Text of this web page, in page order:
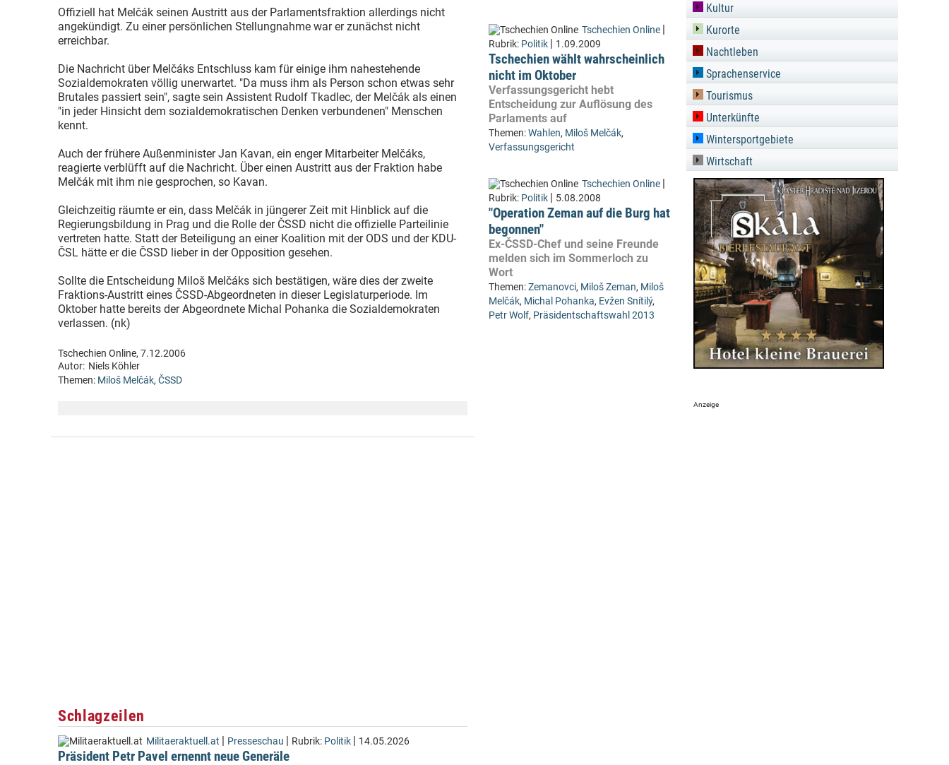
Offiziell hat Melčák seinen Austritt aus der Parlamentsfraktion allerdings nicht
angekündigt. Zu einer persönlichen Stellungnahme war er zunächst nicht
erreichbar.
Die Nachricht über Melčáks Entschluss kam für einige ihm nahestehende
Sozialdemokraten völlig unerwartet. "Da muss ihm als Person schon etwas sehr
Brutales passiert sein", sagte sein Assistent Rudolf Tkadlec, der Melčák als einen
"in jeder Hinsicht dem sozialdemokratischen Denken verbundenen" Menschen
kennt.
Auch der frühere Außenminister Jan Kavan, ein enger Mitarbeiter Melčáks,
reagierte verblüfft auf die Nachricht. Über einen Austritt aus der Fraktion habe
Melčák mit ihm nie gesprochen, so Kavan.
Gleichzeitig räumte er ein, dass Melčák in jüngerer Zeit mit Hinblick auf die
Regierungsbildung in Prag und die Rolle der ČSSD nicht die offizielle Parteilinie
vertreten hatte. Statt der Beteiligung an einer Koalition mit der ODS und der KDU-
ČSL hätte er die ČSSD lieber in der Opposition gesehen.
Sollte die Entscheidung Miloš Melčáks sich bestätigen, wäre dies der zweite
Fraktions-Austritt eines ČSSD-Abgeordneten in dieser Legislaturperiode. Im
Oktober hatte bereits der Abgeordnete Michal Pohanka die Sozialdemokraten
verlassen. (nk)
Tschechien Online, 7.12.2006
Autor: Niels Köhler
Themen: Miloš Melčák, ČSSD
Schlagzeilen
Militaeraktuell.at | Presseschau | Rubrik: Politik | 14.05.2026
Präsident Petr Pavel ernennt neue Generäle
Tschechien Online |
Rubrik: Politik | 1.09.2009
Tschechien wählt wahrscheinlich
nicht im Oktober
Verfassungsgericht hebt
Entscheidung zur Auflösung des
Parlaments auf
Themen:Wahlen, Miloš Melčák,
Verfassungsgericht
Tschechien Online |
Rubrik: Politik | 5.08.2008
"Operation Zeman auf die Burg hat
begonnen"
Ex-ČSSD-Chef und seine Freunde
melden sich im Sommerloch zu
Wort
Themen:Zemanovci, Miloš Zeman, Miloš
Melčák, Michal Pohanka, Evžen Snítilý,
Petr Wolf, Präsidentschaftswahl 2013
Kultur
Kurorte
Nachtleben
Sprachenservice
Tourismus
Unterkünfte
Wintersportgebiete
Wirtschaft